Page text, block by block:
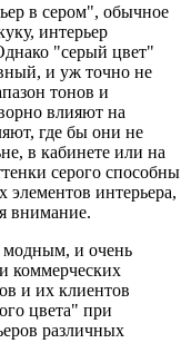
в сером", обычное
интерьер
"серый цвет"
и уж точно не
тонов и
влияют на
где бы они не
в кабинете или на
серого способны
элементов интерьера,
внимание.
модным, и очень
коммерческих
и их клиентов
цвета" при
различных